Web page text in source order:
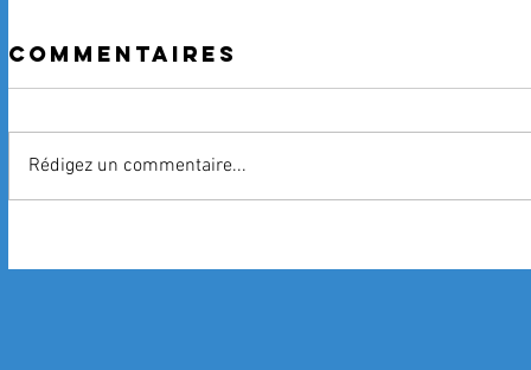
Commentaires
Rédigez un commentaire...